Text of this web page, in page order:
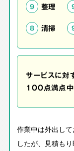
9 整理
8 清掃
サービスに対
100点満点中
作業中は外出し
したが、見積も